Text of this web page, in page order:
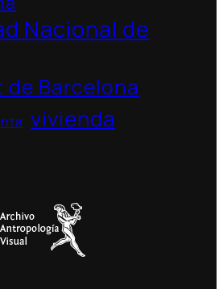
Nacional de
Barcelona
vivienda